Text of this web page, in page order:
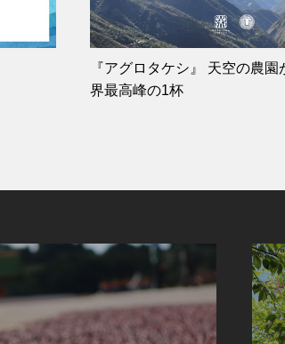
『アグロタケシ』 天空の農
界最高峰の1杯